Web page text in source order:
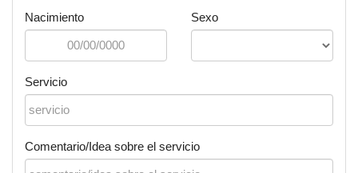
Nacimiento Sexo
Servicio
Comentario/Idea sobre el servicio